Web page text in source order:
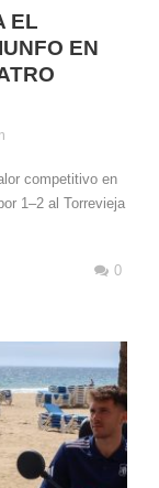
EL
EN
competitivo en
1–2 al Torrevieja
0